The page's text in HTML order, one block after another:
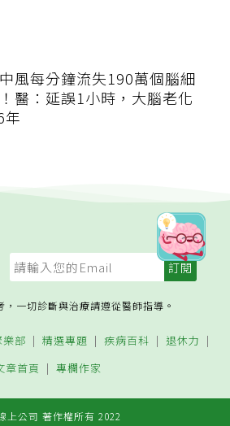
風每分鐘流失190萬個腦細
醫：延誤1小時，大腦老化
年
，一切診斷與治療請遵從醫師指導。
部 精選專題 疾病百科
退休力
章首頁
專欄作家
上公司 著作權所有 2022